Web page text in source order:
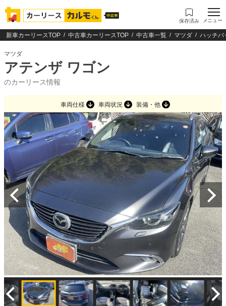
保存済み メニュー
新車カーリースTOP 中古車カーリースTOP 中古車一覧 マツダ ハッチバ
マツダ
アテンザ ワゴン
のカーリース情報
車両仕様 車両状況 装備・他